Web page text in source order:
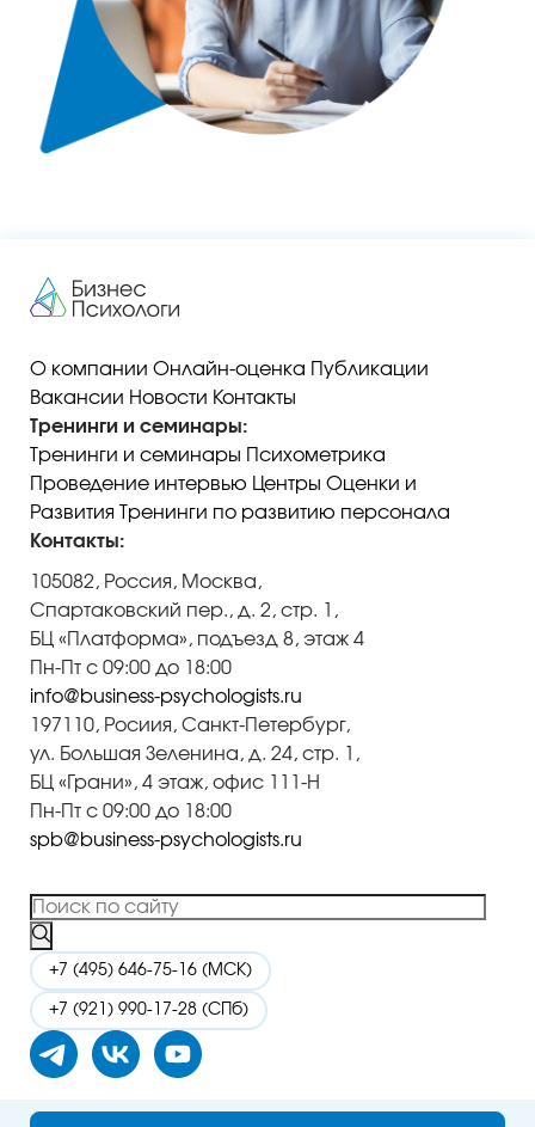
О компании Онлайн-оценка Публикации
Вакансии Новости Контакты
Тренинги и семинары:
Тренинги и семинары Психометрика
Проведение интервью Центры Оценки и
Развития Тренинги по развитию персонала
Контакты:
105082, Россия, Москва,
Спартаковский пер., д. 2, стр. 1,
БЦ «Платформа», подъезд 8, этаж 4
Пн-Пт с 09:00 до 18:00
info@business-psychologists.ru
197110, Росиия, Санкт-Петербург,
ул. Большая Зеленина, д. 24, стр. 1,
БЦ «Грани», 4 этаж, офис 111-Н
Пн-Пт с 09:00 до 18:00
spb@business-psychologists.ru
+7 (495) 646-75-16 (МСК)
+7 (921) 990-17-28 (СПб)